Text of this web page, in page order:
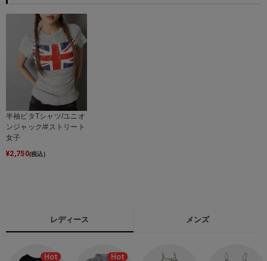
半袖ピタTシャツ/ユニオ
ンジャック/#ストリート
女子
¥2,750(税込)
レディース メンズ